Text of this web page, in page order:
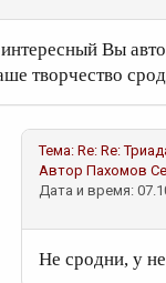
Вы
творчество
Тема: Re: Re:
Автор Пахомов
Дата и время:
Не сродни, у